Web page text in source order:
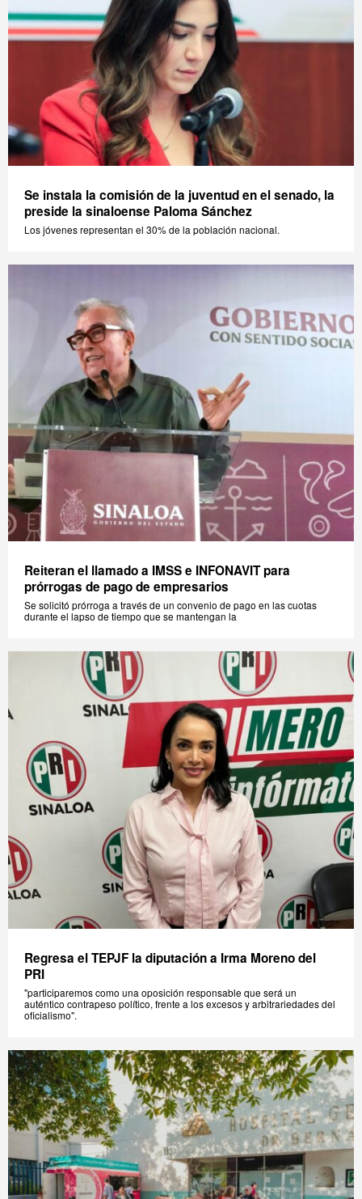
Se instala la comisión de la juventud en el senado, la
preside la sinaloense Paloma Sánchez
Los jóvenes representan el 30% de la población nacional.
Reiteran el llamado a IMSS e INFONAVIT para
prórrogas de pago de empresarios
Se solicitó prórroga a través de un convenio de pago en las cuotas
durante el lapso de tiempo que se mantengan la
Regresa el TEPJF la diputación a Irma Moreno del
PRI
"participaremos como una oposición responsable que será un
auténtico contrapeso político, frente a los excesos y arbitrariedades del
oficialismo".